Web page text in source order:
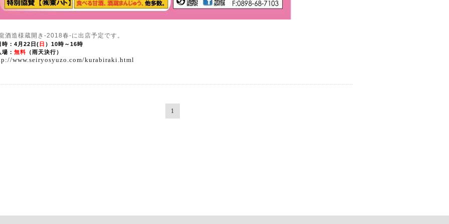
酒造様蔵開き-2018春-に出店予定です。
時：4月22日( 日 ）10時～16時
： 無料 （雨天決行）
www.seiryosyuzo.com/kurabiraki.html
1